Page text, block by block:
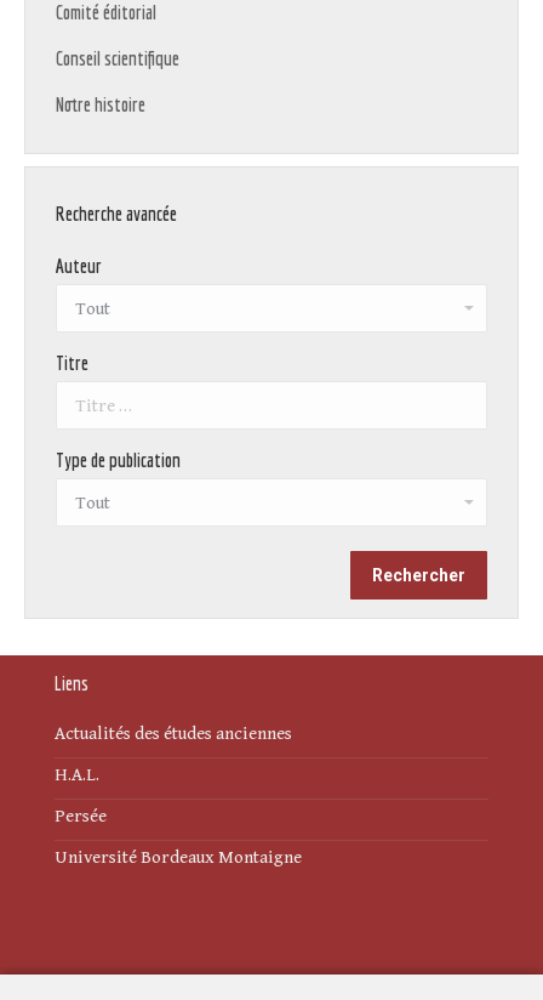
Comité éditorial
Conseil scientifique
Notre histoire
Recherche avancée
Auteur
Titre
Type de publication
Liens
Actualités des études anciennes
H.A.L.
Persée
Université Bordeaux Montaigne